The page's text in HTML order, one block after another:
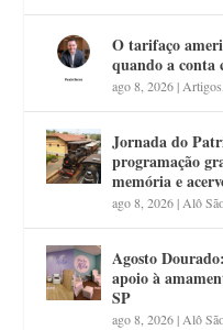
O tarifaço
quando a conta
ago 8, 2026|Artigos
Jornada do
programação
memória e
ago 8, 2026|Alô
Agosto
apoio à
SP
ago 8, 2026|Alô